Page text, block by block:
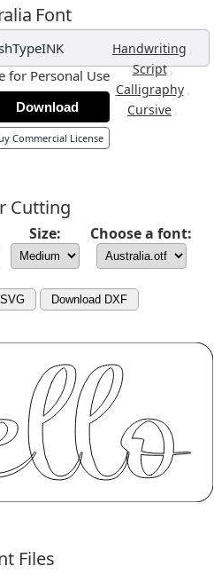
Font
Handwriting ,
Script,
Calligraphy ,
Cursive ,
for Personal Use
Download
Commercial License
Cutting
Size: Choose a font:
Download DXF
Files